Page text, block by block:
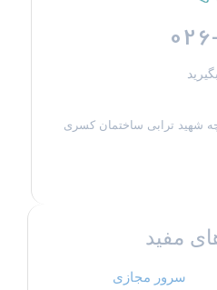
ترابی ساختمان کسری
مفید
سرور مجازی